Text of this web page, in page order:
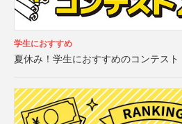
学生におすすめ
夏休み！学生におすすめのコンテスト